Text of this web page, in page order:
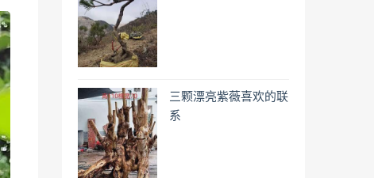
三颗漂亮紫薇喜欢的联
系